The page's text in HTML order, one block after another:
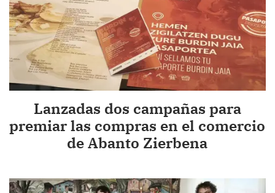
Lanzadas dos campañas para
premiar las compras en el comercio
de Abanto Zierbena